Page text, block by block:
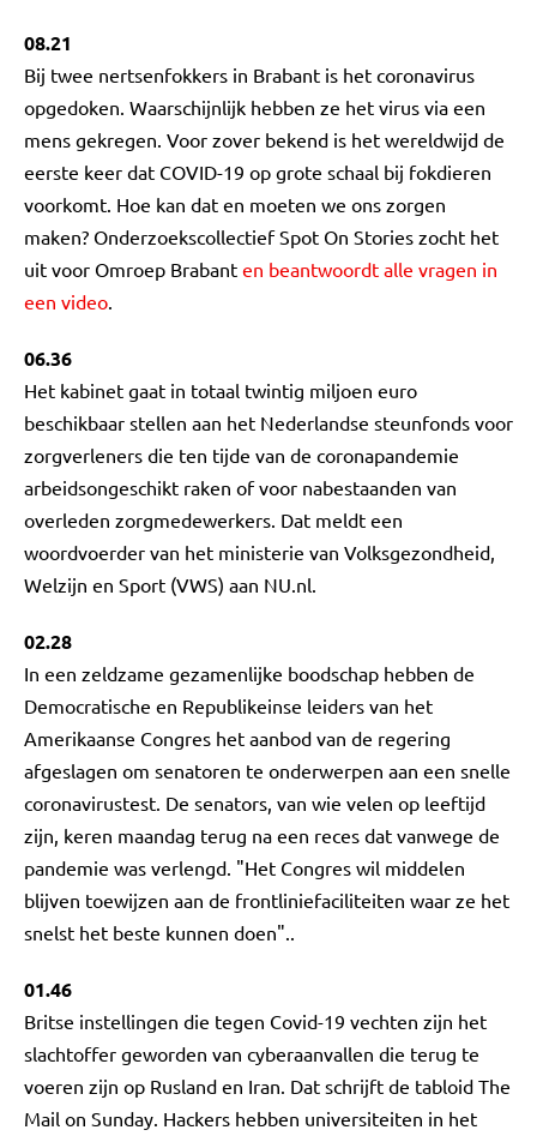
08.21
Bij twee nertsenfokkers in Brabant is het coronavirus
opgedoken. Waarschijnlijk hebben ze het virus via een
mens gekregen. Voor zover bekend is het wereldwijd de
eerste keer dat COVID-19 op grote schaal bij fokdieren
voorkomt. Hoe kan dat en moeten we ons zorgen
maken? Onderzoekscollectief Spot On Stories zocht het
uit voor Omroep Brabant en beantwoordt alle vragen in
een video
06.36
Het kabinet gaat in totaal twintig miljoen euro
beschikbaar stellen aan het Nederlandse steunfonds voor
zorgverleners die ten tijde van de coronapandemie
arbeidsongeschikt raken of voor nabestaanden van
overleden zorgmedewerkers. Dat meldt een
woordvoerder van het ministerie van Volksgezondheid,
Welzijn en Sport (VWS) aan NU.nl.
02.28
In een zeldzame gezamenlijke boodschap hebben de
Democratische en Republikeinse leiders van het
Amerikaanse Congres het aanbod van de regering
afgeslagen om senatoren te onderwerpen aan een snelle
coronavirustest. De senators, van wie velen op leeftijd
zijn, keren maandag terug na een reces dat vanwege de
pandemie was verlengd. "Het Congres wil middelen
blijven toewijzen aan de frontliniefaciliteiten waar ze het
snelst het beste kunnen doen"..
01.46
Britse instellingen die tegen Covid-19 vechten zijn het
slachtoffer geworden van cyberaanvallen die terug te
voeren zijn op Rusland en Iran. Dat schrijft de tabloid The
Mail on Sunday. Hackers hebben universiteiten in het